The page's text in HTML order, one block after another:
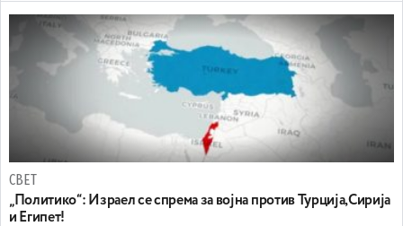
СВЕТ
„Политико“: Израел се спрема за војна против Турција,Сирија
и Египет!